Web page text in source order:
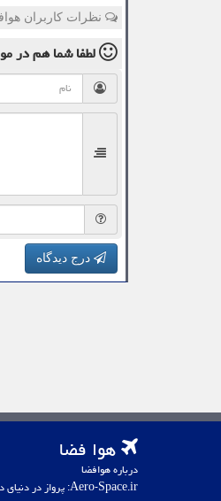
نظرات کاربران
لطفا شما همدر
درج دیدگاه
هوا فضا
درباره هوافضا
Aero-Space.ir: پرواز در دنیای دانش و فناوری های هوایی و فضایی، از زمین تا کهکشان